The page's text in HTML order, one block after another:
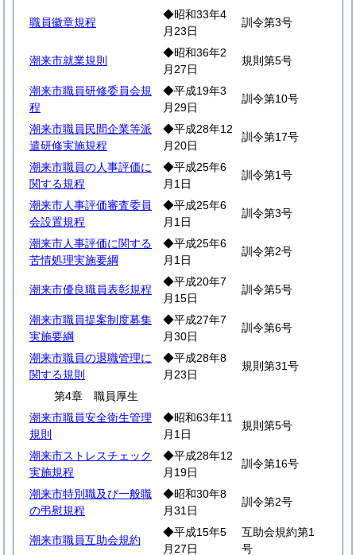
職員徽章規程
◆昭和33年4
月23日
訓令第3号
潮来市就業規則
◆昭和36年2
月27日
規則第5号
潮来市職員研修委員会規
程
◆平成19年3
月29日
訓令第10号
潮来市職員民間企業等派
遣研修実施規程
◆平成28年12
月20日
訓令第17号
潮来市職員の人事評価に
関する規程
◆平成25年6
月1日
訓令第1号
潮来市人事評価審査委員
会設置規程
◆平成25年6
月1日
訓令第3号
潮来市人事評価に関する
苦情処理実施要綱
◆平成25年6
月1日
訓令第2号
潮来市優良職員表彰規程
◆平成20年7
月15日
訓令第5号
潮来市職員提案制度募集
実施要綱
◆平成27年7
月30日
訓令第6号
潮来市職員の退職管理に
関する規則
◆平成28年8
月23日
規則第31号
第4章 職員厚生
潮来市職員安全衛生管理
規則
◆昭和63年11
月1日
規則第5号
潮来市ストレスチェック
実施規程
◆平成28年12
月19日
訓令第16号
潮来市特別職及び一般職
の弔慰規程
◆昭和30年8
月31日
訓令第2号
潮来市職員互助会規約
◆平成15年5
月27日
互助会規約第1
号